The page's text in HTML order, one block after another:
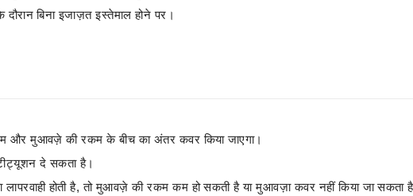
बिना इजाज़त इस्तेमाल होने पर।
और मुआवज़े की रकम के बीच का अंतर कवर किया जाएगा।
दे सकता है।
होती है, तो मुआवज़े की रकम कम हो सकती है या मुआवज़ा कवर नहीं किया जा सकता